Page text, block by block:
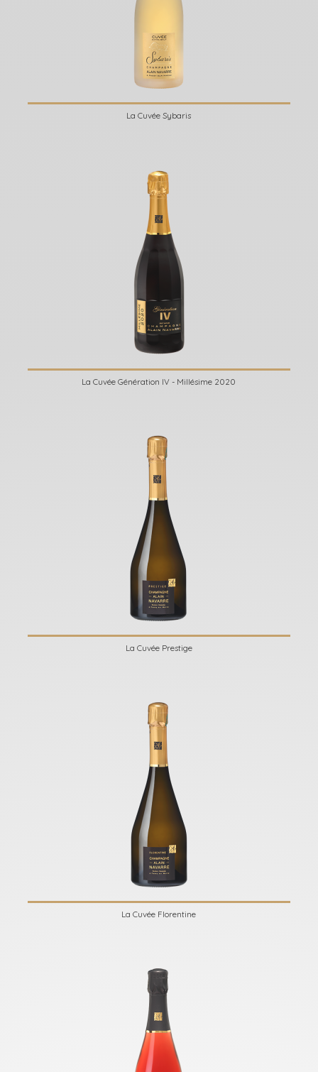
La Cuvée Sybaris
La Cuvée Génération IV - Millésime 2020
La Cuvée Prestige
La Cuvée Florentine